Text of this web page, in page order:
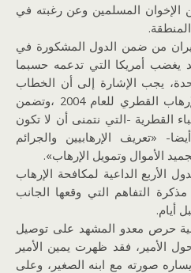
الإخوان المسلمين وعن رغبته في
من ضمن الدول المشكورة في
يغضب أمريكا التي تدعمه حسبما
يجب الإشارة إلى أن الخطاب
أتى بعد تعديلات في قانون الإرهاب القطري للعام 2004 ،وتضمن
القطرية -التي نتمنى أن لا تكون
«تعريف الإرهابيين والجرائم
الأموال وتمويل الإرهاب».
الأربع الداعية لمكافحة الإرهاب
التفاهم التي وقعها الجانب
أيام.
حرص معدو المشهد على توصيل
الأمير، فقد ظهرت يمين الأمير
صورته مع ابنه الصغير، وعلى